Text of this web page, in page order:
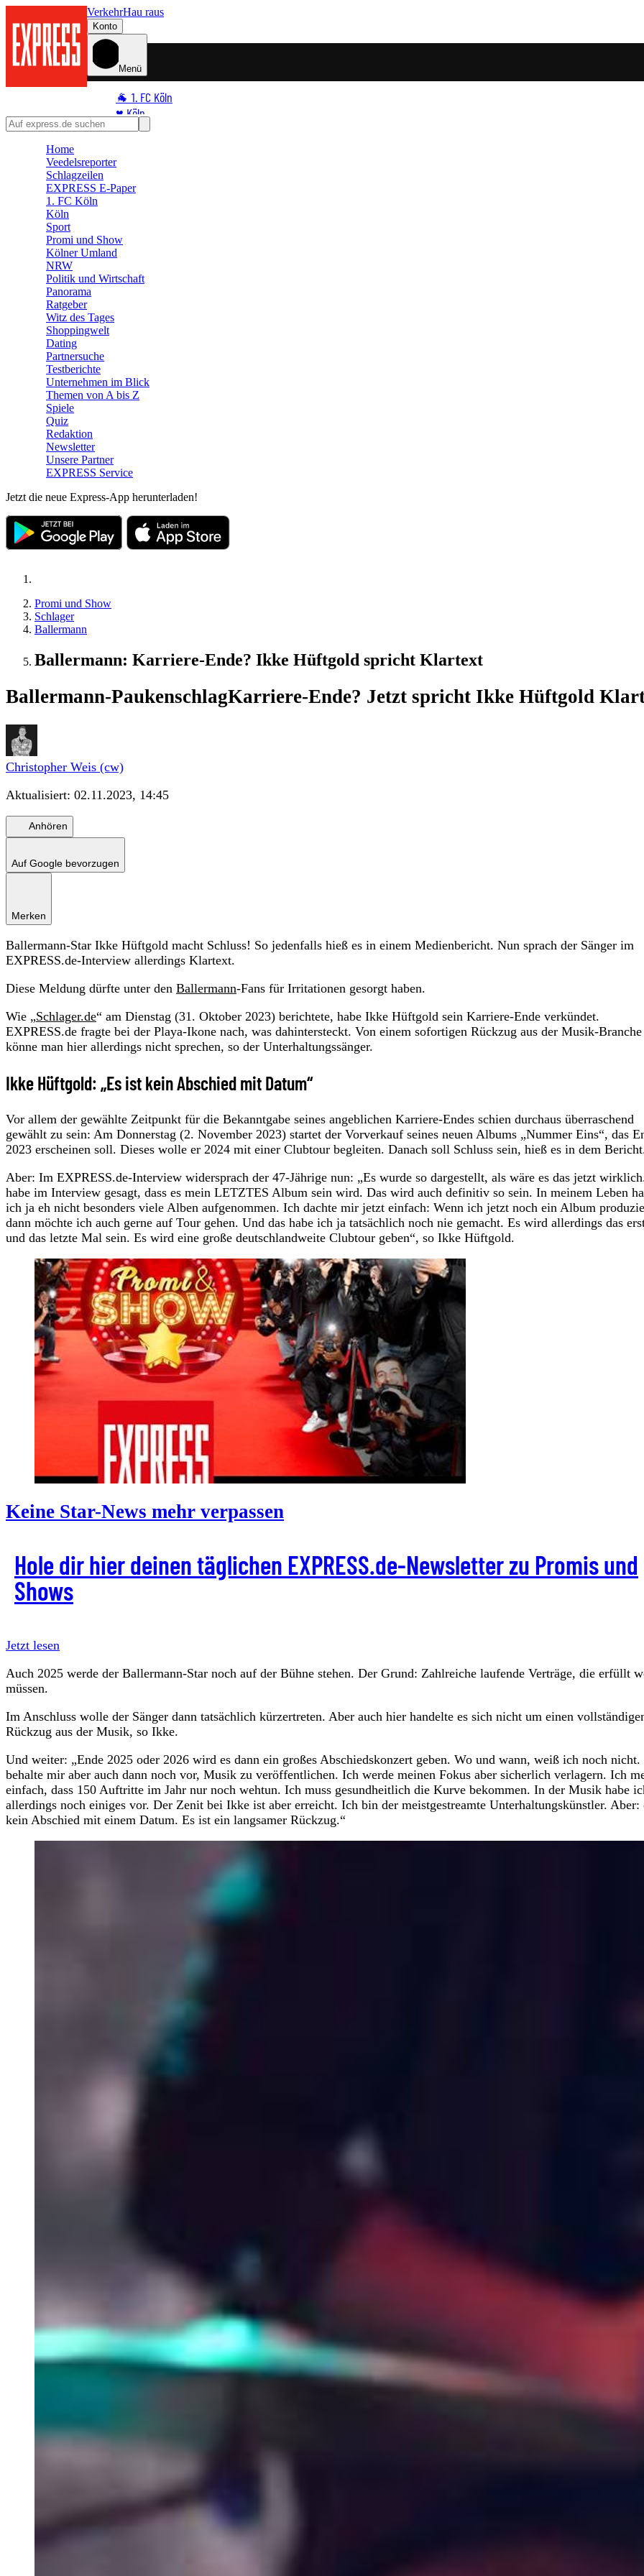
VerkehrHau raus
Konto
Menü
🐐 1. FC Köln
♥️ Köln
⭐ Promi
🛒 Shoppingwelt
🧩 Spiele
Home
Veedelsreporter
Schlagzeilen
EXPRESS E-Paper
1. FC Köln
Köln
Sport
Promi und Show
Kölner Umland
NRW
Politik und Wirtschaft
Panorama
Ratgeber
Witz des Tages
Shoppingwelt
Dating
Partnersuche
Testberichte
Unternehmen im Blick
Themen von A bis Z
Spiele
Quiz
Redaktion
Newsletter
Unsere Partner
EXPRESS Service
Jetzt die neue Express-App herunterladen!
Promi und Show
Schlager
Ballermann
Ballermann: Karriere-Ende? Ikke Hüftgold spricht Klartext
Ballermann-PaukenschlagKarriere-Ende? Jetzt spricht Ikke Hüftgold
Christopher Weis (cw)
Aktualisiert: 02.11.2023, 14:45
Anhören
Auf Google bevorzugen
Merken
Ballermann-Star Ikke Hüftgold macht Schluss! So jedenfalls hieß es in einem Medienbericht. Nun sprach der Sänger im
EXPRESS.de-Interview allerdings Klartext.
Diese Meldung dürfte unter den Ballermann-Fans für Irritationen gesorgt haben.
Wie „Schlager.de“ am Dienstag (31. Oktober 2023) berichtete, habe Ikke Hüftgold sein Karriere-Ende verkündet.
EXPRESS.de fragte bei der Playa-Ikone nach, was dahintersteckt. Von einem sofortigen Rückzug aus der Musik-Branche
könne man hier allerdings nicht sprechen, so der Unterhaltungssänger.
Ikke Hüftgold: „Es ist kein Abschied mit Datum“
Vor allem der gewählte Zeitpunkt für die Bekanntgabe seines angeblichen Karriere-Endes schien durchaus überraschend
gewählt zu sein: Am Donnerstag (2. November 2023) startet der Vorverkauf seines neuen Albums „Nummer Eins“, das
2023 erscheinen soll. Dieses wolle er 2024 mit einer Clubtour begleiten. Danach soll Schluss sein, hieß es in dem
Aber: Im EXPRESS.de-Interview widersprach der 47-Jährige nun: „Es wurde so dargestellt, als wäre es das jetzt
habe im Interview gesagt, dass es mein LETZTES Album sein wird. Das wird auch definitiv so sein. In meinem Leben
ich ja eh nicht besonders viele Alben aufgenommen. Ich dachte mir jetzt einfach: Wenn ich jetzt noch ein Album
dann möchte ich auch gerne auf Tour gehen. Und das habe ich ja tatsächlich noch nie gemacht. Es wird allerdings das
und das letzte Mal sein. Es wird eine große deutschlandweite Clubtour geben“, so Ikke Hüftgold.
Keine Star-News mehr verpassen
Hole dir hier deinen täglichen EXPRESS.de-Newsletter zu Promis und
Shows
Jetzt lesen
Auch 2025 werde der Ballermann-Star noch auf der Bühne stehen. Der Grund: Zahlreiche laufende Verträge, die erfüllt
müssen.
Im Anschluss wolle der Sänger dann tatsächlich kürzertreten. Aber auch hier handelte es sich nicht um einen
Rückzug aus der Musik, so Ikke.
Und weiter: „Ende 2025 oder 2026 wird es dann ein großes Abschiedskonzert geben. Wo und wann, weiß ich noch
behalte mir aber auch dann noch vor, Musik zu veröffentlichen. Ich werde meinen Fokus aber sicherlich verlagern. Ich
einfach, dass 150 Auftritte im Jahr nur noch wehtun. Ich muss gesundheitlich die Kurve bekommen. In der Musik habe
allerdings noch einiges vor. Der Zenit bei Ikke ist aber erreicht. Ich bin der meistgestreamte Unterhaltungskünstler. Aber:
kein Abschied mit einem Datum. Es ist ein langsamer Rückzug.“